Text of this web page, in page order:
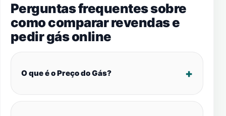
Perguntas frequentes sobre
como comparar revendas e
pedir gás online
O que é o Preço do Gás?